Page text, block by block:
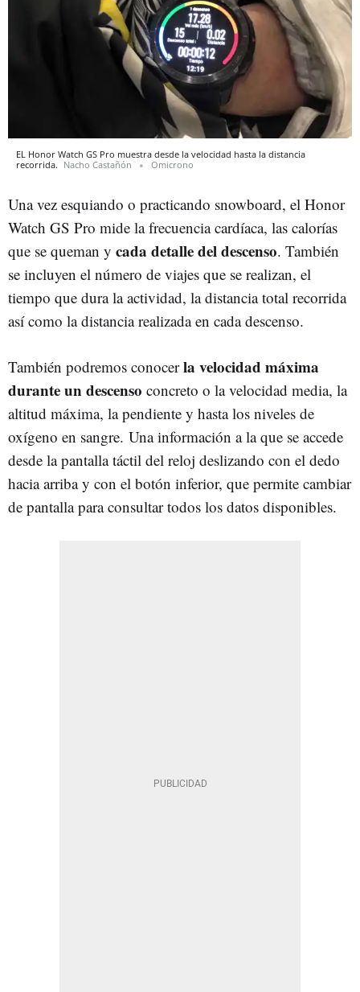
EL Honor Watch GS Pro muestra desde la velocidad hasta la distancia
recorrida. Nacho Castañón Omicrono
Una vez esquiando o practicando snowboard, el Honor
Watch GS Pro mide la frecuencia cardíaca, las calorías
que se queman y cada detalle del descenso. También
se incluyen el número de viajes que se realizan, el
tiempo que dura la actividad, la distancia total recorrida
así como la distancia realizada en cada descenso.
También podremos conocerla velocidad máxima
durante un descenso concreto o la velocidad media, la
altitud máxima, la pendiente y hasta los niveles de
oxígeno en sangre. Una información a la que se accede
desde la pantalla táctil del reloj deslizando con el dedo
hacia arriba y con el botón inferior, que permite cambiar
de pantalla para consultar todos los datos disponibles.